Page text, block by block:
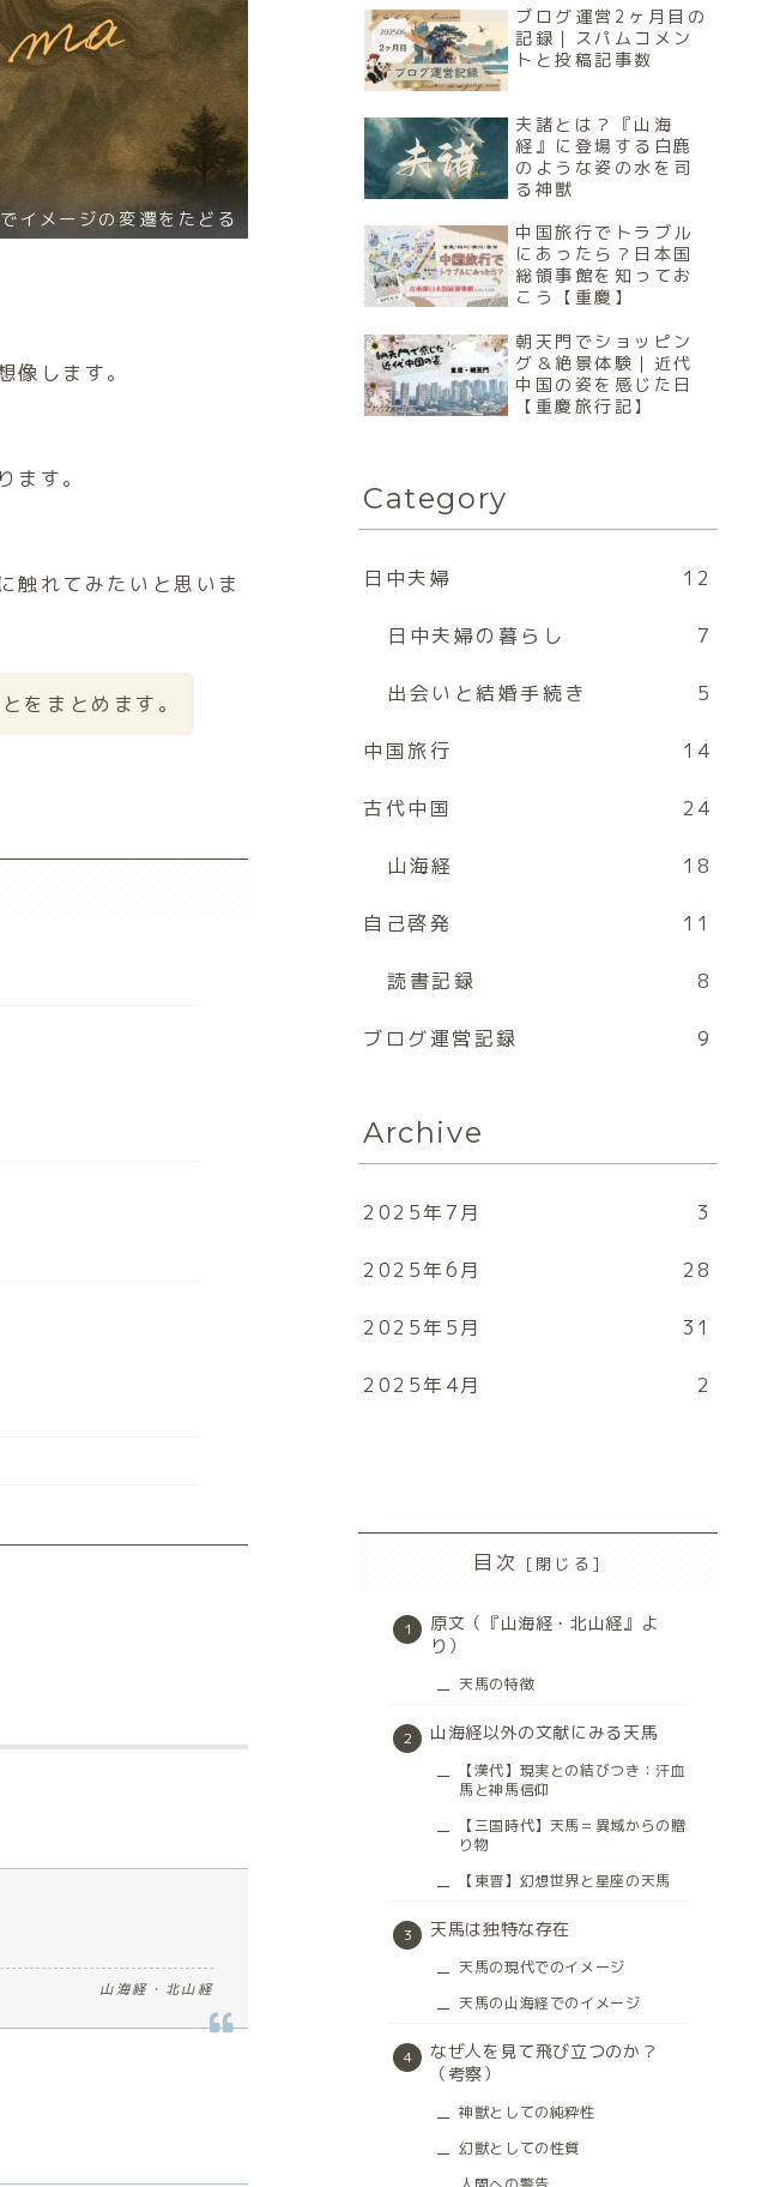
イメージの変遷をたどる
します。
ます。
触れてみたいと思いま
をまとめます。
山海経・北山経
ブログ運営2ヶ月目の
記録｜スパムコメン
トと投稿記事数
夫諸とは？『山海
経』に登場する白鹿
のような姿の水を司
る神獣
中国旅行でトラブル
にあったら？日本国
総領事館を知ってお
こう【重慶】
朝天門でショッピン
グ＆絶景体験｜近代
中国の姿を感じた日
【重慶旅行記】
Category
日中夫婦 12
日中夫婦の暮らし 7
出会いと結婚手続き 5
中国旅行 14
古代中国 24
山海経 18
自己啓発 11
読書記録 8
ブログ運営記録 9
Archive
2025年7月 3
2025年6月 28
2025年5月 31
2025年4月 2
目次
原文（『山海経・北山経』よ
り）
天馬の特徴
山海経以外の文献にみる天馬
【漢代】現実との結びつき：汗血
馬と神馬信仰
【三国時代】天馬＝異域からの贈
り物
【東晋】幻想世界と星座の天馬
天馬は独特な存在
天馬の現代でのイメージ
天馬の山海経でのイメージ
なぜ人を見て飛び立つのか？
（考察）
神獣としての純粋性
幻獣としての性質